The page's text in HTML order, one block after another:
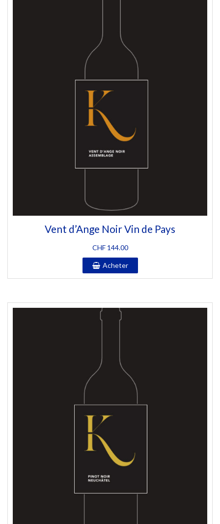
Vent d’Ange Noir Vin de Pays
CHF144.00
Acheter